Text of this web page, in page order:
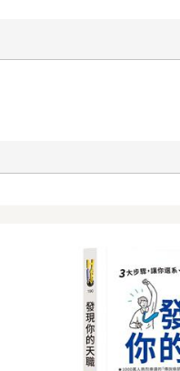
名字的寓意倒是和西漢名